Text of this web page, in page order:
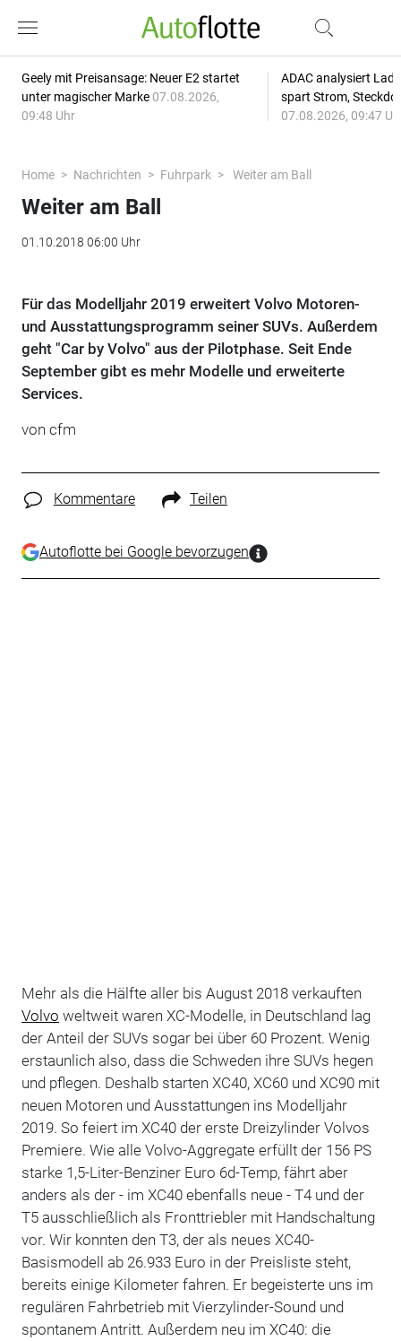
Geely mit Preisansage: Neuer E2 startet
unter magischer Marke 07.08.2026,
09:48 Uhr
ADAC analysiert
spart Strom,
07.08.2026, 09:47
Home Nachrichten Fuhrpark Weiter am Ball
Weiter am Ball
01.10.2018 06:00 Uhr
Für das Modelljahr 2019 erweitert Volvo Motoren-
und Ausstattungsprogramm seiner SUVs. Außerdem
geht "Car by Volvo" aus der Pilotphase. Seit Ende
September gibt es mehr Modelle und erweiterte
Services.
von cfm
Kommentare Teilen
Autoflotte bei Google bevorzugen
Mehr als die Hälfte aller bis August 2018 verkauften
Volvo weltweit waren XC-Modelle, in Deutschland lag
der Anteil der SUVs sogar bei über 60 Prozent. Wenig
erstaunlich also, dass die Schweden ihre SUVs hegen
und pflegen. Deshalb starten XC40, XC60 und XC90 mit
neuen Motoren und Ausstattungen ins Modelljahr
2019. So feiert im XC40 der erste Dreizylinder Volvos
Premiere. Wie alle Volvo-Aggregate erfüllt der 156 PS
starke 1,5-Liter-Benziner Euro 6d-Temp, fährt aber
anders als der - im XC40 ebenfalls neue - T4 und der
T5 ausschließlich als Fronttriebler mit Handschaltung
vor. Wir konnten den T3, der als neues XC40-
Basismodell ab 26.933 Euro in der Preisliste steht,
bereits einige Kilometer fahren. Er begeisterte uns im
regulären Fahrbetrieb mit Vierzylinder-Sound und
spontanem Antritt. Außerdem neu im XC40: die